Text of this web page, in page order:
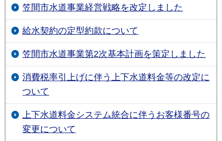
笠間市水道事業経営戦略を改定しました
給水契約の定型約款について
笠間市水道事業第2次基本計画を策定しました
消費税率引上げに伴う上下水道料金等の改定に
ついて
上下水道料金システム統合に伴うお客様番号の
変更について